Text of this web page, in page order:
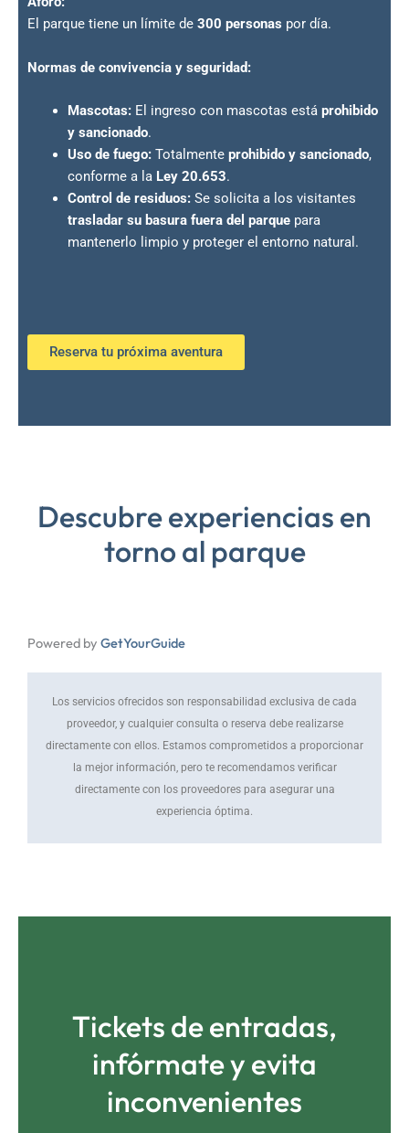
El parque tiene un límite de 300 personas por día.
Normas de convivencia y seguridad:
Mascotas:El ingreso con mascotas está prohibido
y sancionado.
Uso de fuego:Totalmente prohibido y sancionado,
conforme a la Ley 20.653.
Control de residuos:Se solicita a los visitantes
trasladar su basura fuera del parquepara
mantenerlo limpio y proteger el entorno natural.
Reserva tu próxima aventura
Descubre experiencias en
torno al parque
Powered by GetYourGuide
Los servicios ofrecidos son responsabilidad exclusiva de cada
proveedor, y cualquier consulta o reserva debe realizarse
directamente con ellos. Estamos comprometidos a proporcionar
la mejor información, pero te recomendamos verificar
directamente con los proveedores para asegurar una
experiencia óptima.
Tickets de entradas,
infórmate y evita
inconvenientes